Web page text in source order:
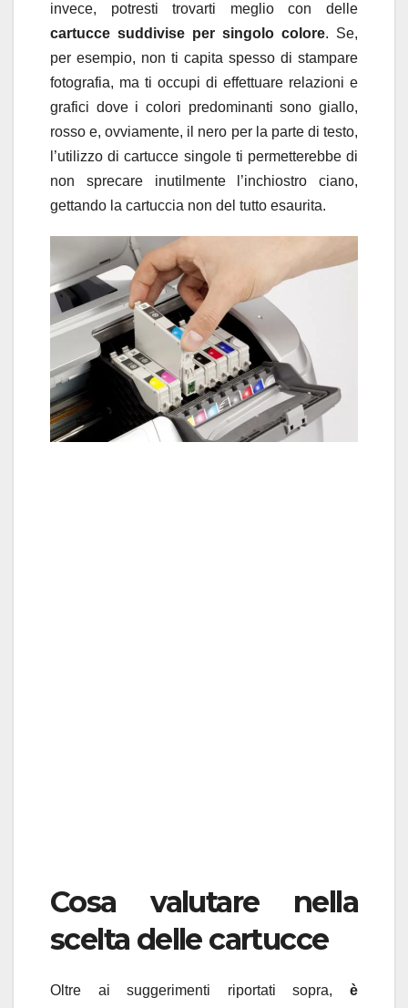
invece, potresti trovarti meglio con delle
cartucce suddivise per singolo colore. Se,
per esempio, non ti capita spesso di stampare
fotografia, ma ti occupi di effettuare relazioni e
grafici dove i colori predominanti sono giallo,
rosso e, ovviamente, il nero per la parte di testo,
l’utilizzo di cartucce singole ti permetterebbe di
non sprecare inutilmente l’inchiostro ciano,
gettando la cartuccia non del tutto esaurita.
Cosa valutare nella
scelta delle cartucce
Oltre ai suggerimenti riportati sopra, è